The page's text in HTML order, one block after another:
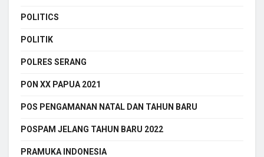
POLITICS
POLITIK
POLRES SERANG
PON XX PAPUA 2021
POS PENGAMANAN NATAL DAN TAHUN BARU
POSPAM JELANG TAHUN BARU 2022
PRAMUKA INDONESIA